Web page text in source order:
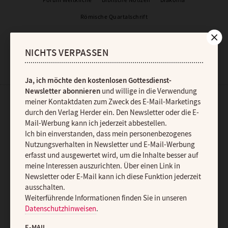
Römische Quartalschrift
Abo online kündigen
Der Gottesdienst-Newsletter
Ja, ich möchte den kostenlosen Gottesdienst-Newsletter
abonnierenund willige in die Verwendung meiner Kontaktdaten
zum Zweck des E-Mail-Marketings durch den Verlag Herder ein.
Den Newsletter oder die E-Mail-Werbung kann ich jederzeit
Ich bin einverstanden, dass mein personenbezogenes
Nutzungsverhalten in Newsletter und E-Mail-Werbung erfasst und
NICHTS VERPASSEN
Ja, ich möchte den kostenlosen Gottesdienst-
Newsletter abonnierenund willige in die Verwendung
meiner Kontaktdaten zum Zweck des E-Mail-Marketings
durch den Verlag Herder ein. Den Newsletter oder die E-
Mail-Werbung kann ich jederzeit abbestellen.
Ich bin einverstanden, dass mein personenbezogenes
Nutzungsverhalten in Newsletter und E-Mail-Werbung
erfasst und ausgewertet wird, um die Inhalte besser auf
meine Interessen auszurichten. Über einen Link in
Newsletter oder E-Mail kann ich diese Funktion jederzeit
ausschalten.
Weiterführende Informationen finden Sie in unseren
Datenschutzhinweisen.